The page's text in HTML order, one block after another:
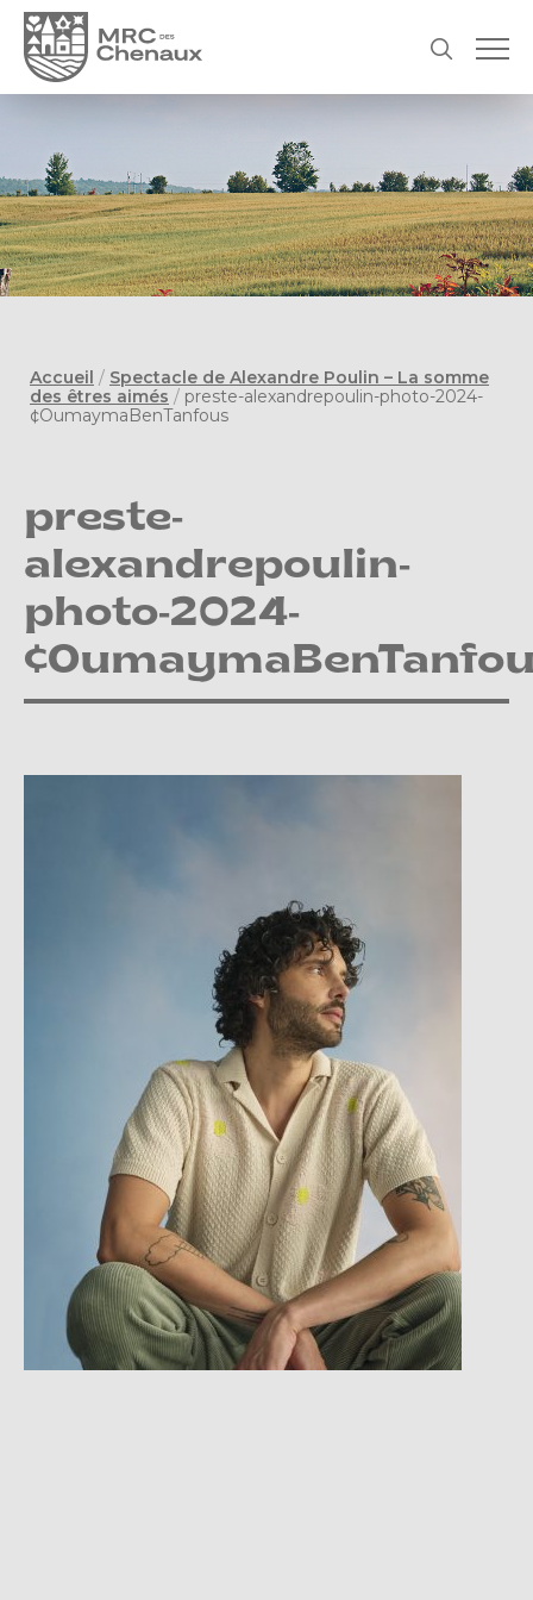
Accueil / Spectacle de Alexandre Poulin – La somme
des êtres aimés / preste-alexandrepoulin-photo-2024-
¢OumaymaBenTanfous
preste-
alexandrepoulin-
photo-2024-